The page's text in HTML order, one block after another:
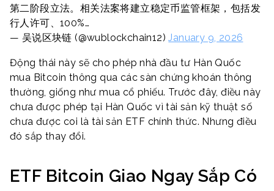
第二阶段立法。相关法案将建立稳定币监管框架，包括发
行人许可、100%…
— 吴说区块链 (@wublockchain12)January 9, 2026
Động thái này sẽ cho phép nhà đầu tư Hàn Quốc
mua Bitcoin thông qua các sàn chứng khoán thông
thường, giống như mua cổ phiếu. Trước đây, điều này
chưa được phép tại Hàn Quốc vì tài sản kỹ thuật số
chưa được coi là tài sản ETF chính thức. Nhưng điều
đó sắp thay đổi.
ETF Bitcoin Giao Ngay Sắp Có